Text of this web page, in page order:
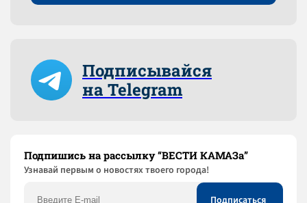
Подписывайся
на Telegram
Подпишись на рассылку “ВЕСТИ КАМАЗа”
Узнaвай первым о новостях твоего города!